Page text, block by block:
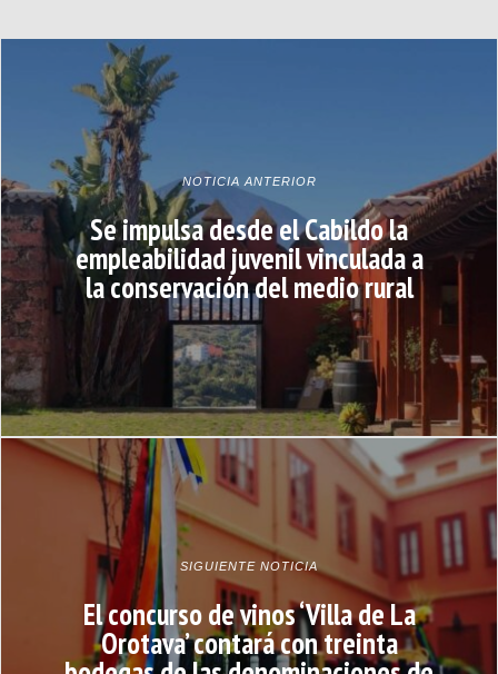
NOTICIA ANTERIOR
Se impulsa desde el Cabildo la
empleabilidad juvenil vinculada a
la conservación del medio rural
SIGUIENTE NOTICIA
El concurso de vinos ‘Villa de La
Orotava’ contará con treinta